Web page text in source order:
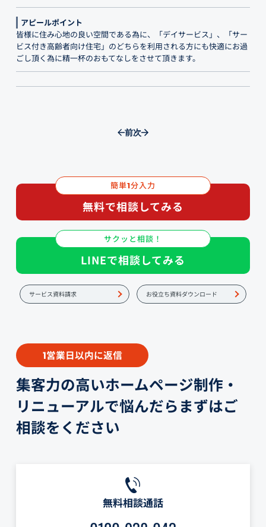
アピールポイント
皆様に住み心地の良い空間である為に、「デイサービス」、「サー
ビス付き高齢者向け住宅」のどちらを利用される方にも快適にお過
ごし頂く為に精一杯のおもてなしをさせて頂きます。
前次
簡単1分入力
無料で相談してみる
サクッと相談！
LINEで相談してみる
サービス資料請求 お役立ち資料ダウンロード
1営業日以内に返信
集客力の高いホームページ制作・
リニューアルで悩んだらまずはご
相談をください
無料相談通話